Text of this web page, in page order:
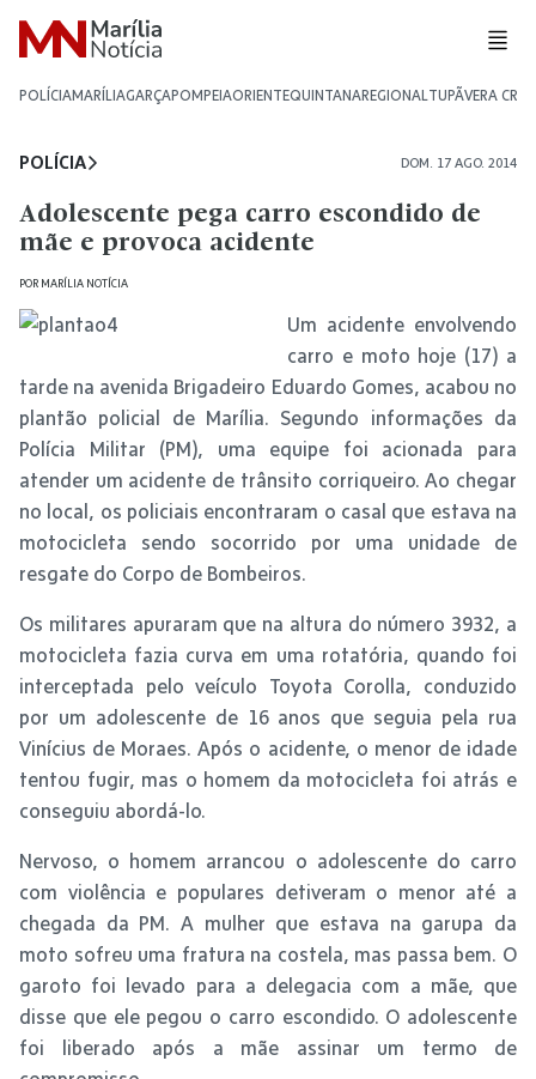
POLÍCIAMARÍLIAGARÇAPOMPEIAORIENTEQUINTANAREGIONALTUPÃVERA CRUZ
POLÍCIA DOM. 17 AGO. 2014
Adolescente pega carro escondido de
mãe e provoca acidente
POR MARÍLIA NOTÍCIA
Um acidente envolvendo
carro e moto hoje (17) a
tarde na avenida Brigadeiro Eduardo Gomes, acabou no
plantão policial de Marília. Segundo informações da
Polícia Militar (PM), uma equipe foi acionada para
atender um acidente de trânsito corriqueiro. Ao chegar
no local, os policiais encontraram o casal que estava na
motocicleta sendo socorrido por uma unidade de
resgate do Corpo de Bombeiros.
Os militares apuraram que na altura do número 3932, a
motocicleta fazia curva em uma rotatória, quando foi
interceptada pelo veículo Toyota Corolla, conduzido
por um adolescente de 16 anos que seguia pela rua
Vinícius de Moraes. Após o acidente, o menor de idade
tentou fugir, mas o homem da motocicleta foi atrás e
conseguiu abordá-lo.
Nervoso, o homem arrancou o adolescente do carro
com violência e populares detiveram o menor até a
chegada da PM. A mulher que estava na garupa da
moto sofreu uma fratura na costela, mas passa bem. O
garoto foi levado para a delegacia com a mãe, que
disse que ele pegou o carro escondido. O adolescente
foi liberado após a mãe assinar um termo de